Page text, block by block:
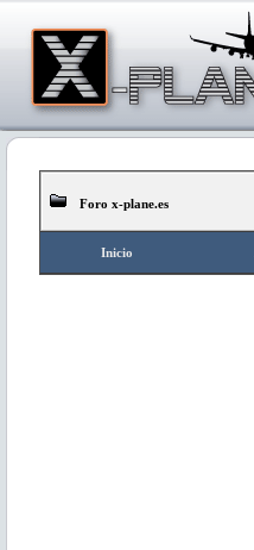
Foro x-plane.es
Inicio